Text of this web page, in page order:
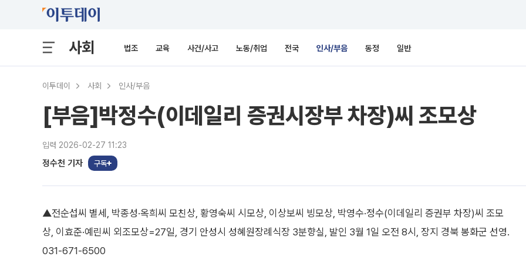
사회 법조 교육 사건/사고 노동/취업 전국 인사/부음 동정 일반
이투데이 사회 인사/부음
[부음]박정수(이데일리 증권시장부 차장)씨 조모상
입력 2026-02-27 11:23
정수천 기자 구독
▲전순섭씨 별세, 박종성·옥희씨 모친상, 황영숙씨 시모상, 이상보씨 빙모상, 박영수·정수(이데일리 증권부 차장)씨 조모
상, 이효준·예린씨 외조모상=27일, 경기 안성시 성혜원장례식장 3분향실, 발인 3월 1일 오전 8시, 장지 경북 봉화군 선영.
031-671-6500